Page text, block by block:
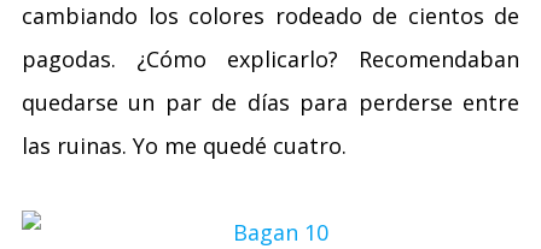
cambiando los colores rodeado de cientos de
pagodas. ¿Cómo explicarlo? Recomendaban
quedarse un par de días para perderse entre
las ruinas. Yo me quedé cuatro.